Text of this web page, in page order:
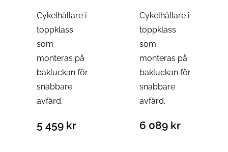
Cykelhållare i
toppklass
som
monteras på
bakluckan för
snabbare
avfärd.
5 459 kr
Cykelhållare i
toppklass
som
monteras på
bakluckan för
snabbare
avfärd.
6 089 kr